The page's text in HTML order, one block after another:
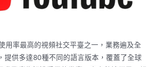
率最高的視頻社交平臺之一，業務遍及全
提供多達80種不同的語言版本，覆蓋了全球